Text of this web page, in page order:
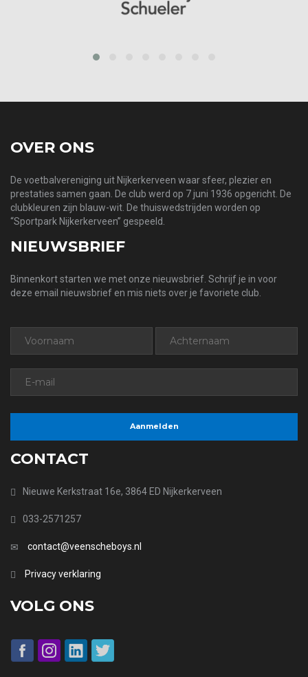
OVER ONS
De voetbalvereniging uit Nijkerkerveen waar sfeer, plezier en
prestaties samen gaan. De club werd op 7 juni 1936 opgericht. De
clubkleuren zijn blauw-wit. De thuiswedstrijden worden op
“Sportpark Nijkerkerveen” gespeeld.
NIEUWSBRIEF
Binnenkort starten we met onze nieuwsbrief. Schrijf je in voor
deze email nieuwsbrief en mis niets over je favoriete club.
CONTACT
Nieuwe Kerkstraat 16e, 3864 ED Nijkerkerveen
033-2571257
contact@veenscheboys.nl
Privacy verklaring
VOLG ONS